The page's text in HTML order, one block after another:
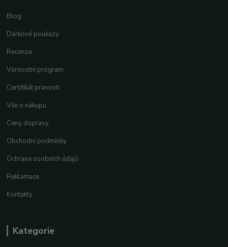
Blog
Dárkové poukazy
Recenze
Věrnostní program
Certifikát pravosti
Vše o nákupu
Ceny dopravy
Obchodní podmínky
Ochrana osobních údajů
Reklamace
Kontakty
Kategorie